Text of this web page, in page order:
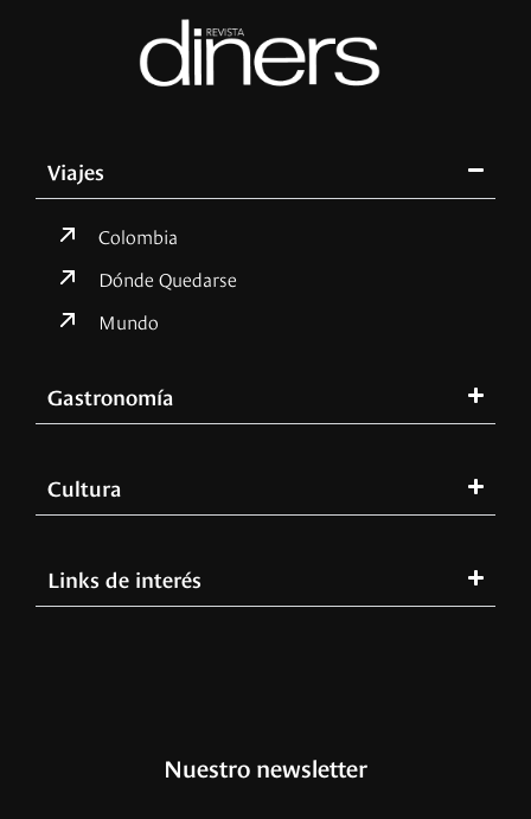
Viajes
Colombia
Dónde Quedarse
Mundo
Gastronomía
Cultura
Links de interés
Nuestro newsletter